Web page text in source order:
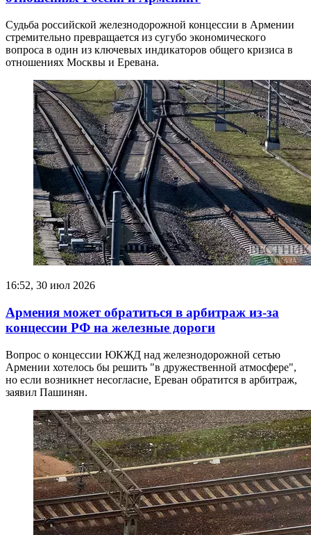
Судьба российской железнодорожной концессии в Армении
стремительно превращается из сугубо экономического
вопроса в один из ключевых индикаторов общего кризиса в
отношениях Москвы и Еревана.
16:52, 30 июл 2026
Армения может обратиться в арбитраж из-за
концессии РФ на железные дороги
Вопрос о концессии ЮКЖД над железнодорожной сетью
Армении хотелось бы решить "в дружественной атмосфере",
но если возникнет несогласие, Ереван обратится в арбитраж,
заявил Пашинян.